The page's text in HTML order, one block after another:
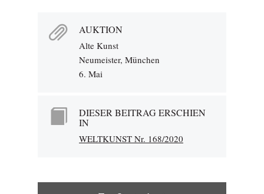
AUKTION
Alte Kunst
Neumeister, München
6. Mai
DIESER BEITRAG ERSCHIEN
IN
WELTKUNST Nr. 168/2020